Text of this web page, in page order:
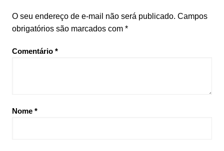
O seu endereço de e-mail não será publicado. Campos
obrigatórios são marcados com *
Comentário *
Nome *